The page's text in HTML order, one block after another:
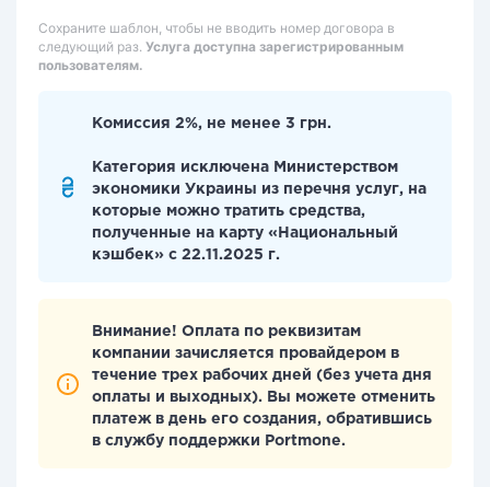
Сохраните шаблон, чтобы не вводить номер договора в
следующий раз. Услуга доступна зарегистрированным
пользователям.
Комиссия 2%, не менее 3 грн.
Категория исключена Министерством
экономики Украины из перечня услуг, на
которые можно тратить средства,
полученные на карту «Национальный
кэшбек» с 22.11.2025 г.
Внимание! Оплата по реквизитам
компании зачисляется провайдером в
течение трех рабочих дней (без учета дня
оплаты и выходных). Вы можете отменить
платеж в день его создания, обратившись
в службу поддержки Portmone.